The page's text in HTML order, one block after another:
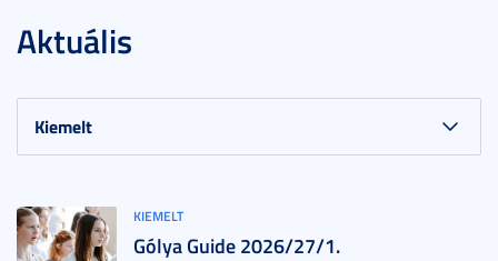
Aktuális
KIEMELT
Gólya Guide 2026/27/1.